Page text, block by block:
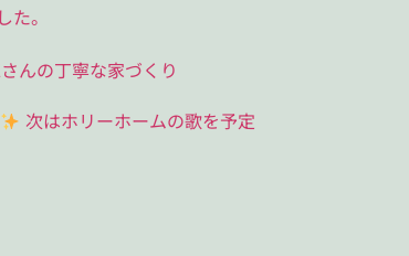
。
んの丁寧な家づくり
次はホリーホームの歌を予定